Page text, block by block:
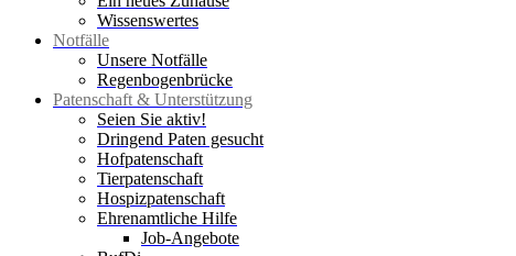
Wissenswertes
Notfälle
Unsere Notfälle
Regenbogenbrücke
Patenschaft & Unterstützung
Seien Sie aktiv!
Dringend Paten gesucht
Hofpatenschaft
Tierpatenschaft
Hospizpatenschaft
Ehrenamtliche Hilfe
Job-Angebote